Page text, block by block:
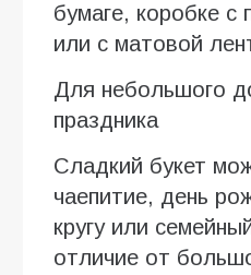
бумаге, коробке с
или с матовой
Для небольшого
праздника
Сладкий букет
чаепитие, день
кругу или
отличие от